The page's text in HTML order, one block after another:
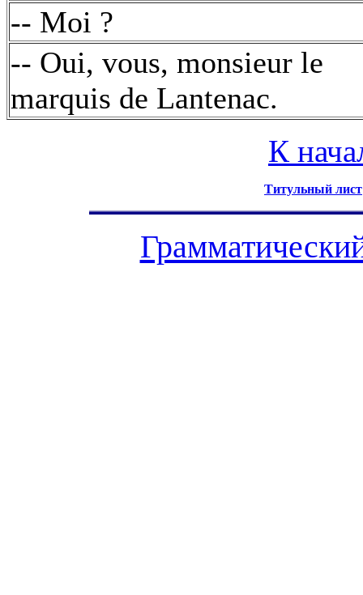
-- Moi ?
-- Oui, vous, monsieur le
marquis de Lantenac.
К
Титульный лист